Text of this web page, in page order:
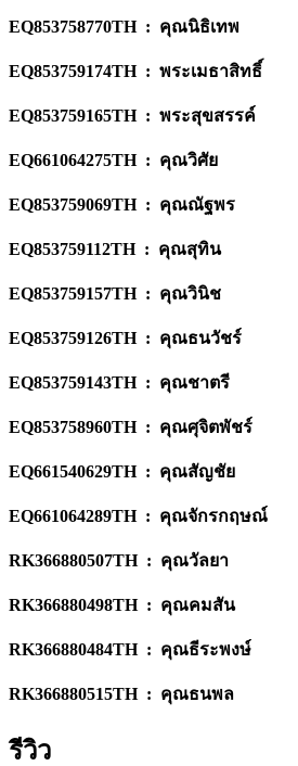
EQ853758770TH : คุณนิธิเทพ
EQ853759174TH : พระเมธาสิทธิ์
EQ853759165TH : พระสุขสรรค์
EQ661064275TH : คุณวิศัย
EQ853759069TH : คุณณัฐพร
EQ853759112TH : คุณสุทิน
EQ853759157TH : คุณวินิช
EQ853759126TH : คุณธนวัชร์
EQ853759143TH : คุณชาตรี
EQ853758960TH : คุณศุจิตพัชร์
EQ661540629TH : คุณสัญชัย
EQ661064289TH : คุณจักรกฤษณ์
RK366880507TH : คุณวัลยา
RK366880498TH : คุณคมสัน
RK366880484TH : คุณธีระพงษ์
RK366880515TH : คุณธนพล
รีวิว